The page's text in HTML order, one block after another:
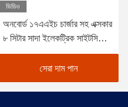
ভিডিও
অনবোর্ড ১৭এএইচ চার্জার সহ এক্সকার
৮ সিটার সাদা ইলেকট্রিক সাইটসিইং
কার ট্যুরিস্ট বাস, শহর এবং রিসোর্ট
এলাকার জন্য উপযুক্ত
সেরা দাম পান